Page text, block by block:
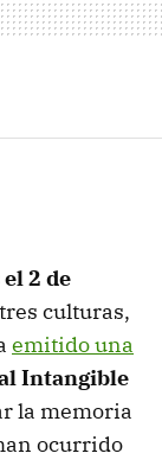
2 de
culturas,
emitido una
Intangible
la memoria
ocurrido